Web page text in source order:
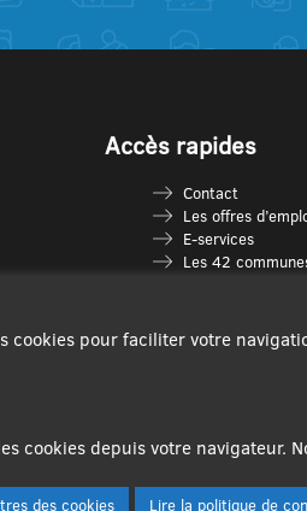
Accès rapides
Contact
Les offres
E-services
Les 42
Espace France
Les séniors
pour faciliter votre
cookies depuis votre navigateur.
des cookies Lire la politique de